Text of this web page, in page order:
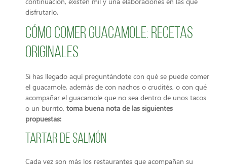
disfrutarlo.
Cómo comer guacamole: recetas
originales
Si has llegado aquí preguntándote con qué se puede comer
el guacamole, además de con nachos o crudités, o con qué
acompañar el guacamole que no sea dentro de unos tacos
o un burrito, toma buena nota de las siguientes
propuestas:
Tartar de salmón
Cada vez son más los restaurantes que acompañan su